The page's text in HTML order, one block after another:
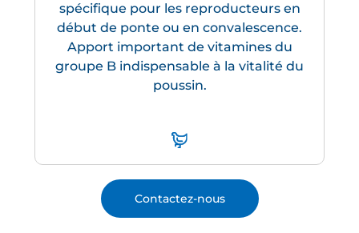
spécifique pour les reproducteurs en
début de ponte ou en convalescence.
Apport important de vitamines du
groupe B indispensable à la vitalité du
poussin.
Contactez-nous